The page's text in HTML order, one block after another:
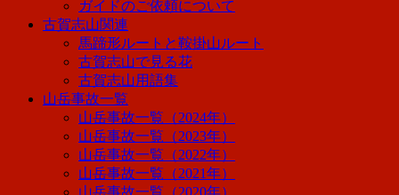
ガイドのご依頼について
古賀志山関連
馬蹄形ルートと鞍掛山ルート
古賀志山で見る花
古賀志山用語集
山岳事故一覧
山岳事故一覧（2024年）
山岳事故一覧（2023年）
山岳事故一覧（2022年）
山岳事故一覧（2021年）
山岳事故一覧（2020年）